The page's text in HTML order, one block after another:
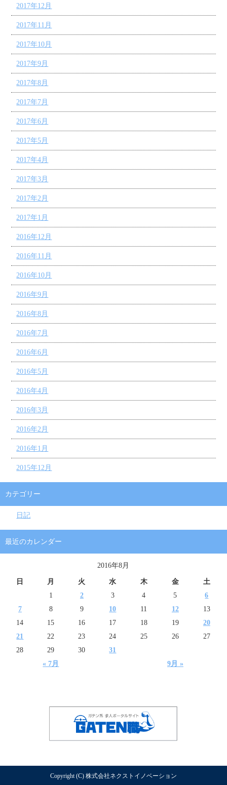
2017年12月
2017年11月
2017年10月
2017年9月
2017年8月
2017年7月
2017年6月
2017年5月
2017年4月
2017年3月
2017年2月
2017年1月
2016年12月
2016年11月
2016年10月
2016年9月
2016年8月
2016年7月
2016年6月
2016年5月
2016年4月
2016年3月
2016年2月
2016年1月
2015年12月
カテゴリー
日記
最近のカレンダー
2016年8月
日 月 火 水 木 金 土
« 7月 9月 »
1 2 3 4 5
6
7
8 9 10 11 12
13
14
15 16 17 18 19
20
21
22 23 24 25 26
27
28
29 30 31
Copyright (C) 株式会社ネクストイノベーション